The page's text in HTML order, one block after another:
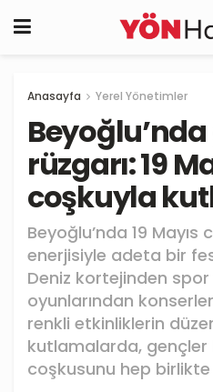
Anasayfa Yerel Yönetimler
rüzgarı: 19
coşkuyla
Beyoğlu’nda 19
enerjisiyle adeta bir
Deniz kortejinden
oyunlarından
renkli etkinliklerin
kutlamalarda, gençler
coşkusunu hep birlikte